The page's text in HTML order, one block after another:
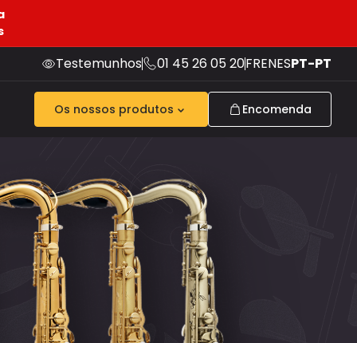
Testemunhos 01 45 26 05 20FRENESPT-PT
Os nossos produtos Encomenda